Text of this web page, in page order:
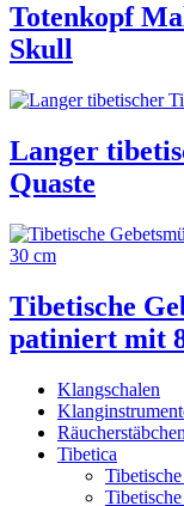
Totenkopf
Skull
Langer
Quaste
Tibetische
patiniert mit
Klangschalen
Räucherstäbchen
Tibetica